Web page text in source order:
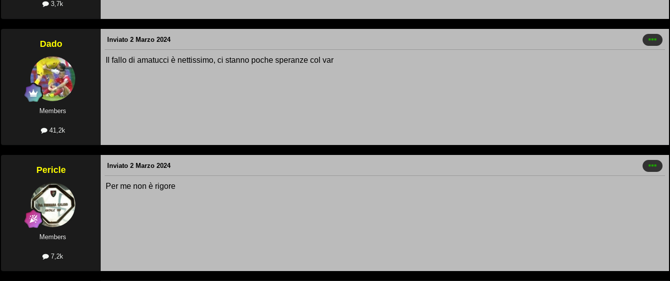
3,7k
Dado
Members
41,2k
Inviato 2 Marzo 2024
Il fallo di amatucci è nettissimo, ci stanno poche speranze col var
Pericle
Members
7,2k
Inviato 2 Marzo 2024
Per me non è rigore